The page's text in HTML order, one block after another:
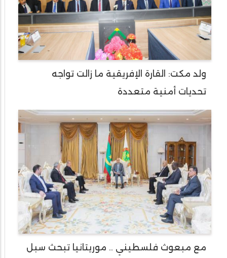
ولد مكت: القارة الإفريقية ما زالت تواجه
تحديات أمنية متعددة
مع مبعوث فلسطيني .. موريتانيا تبحث سبل